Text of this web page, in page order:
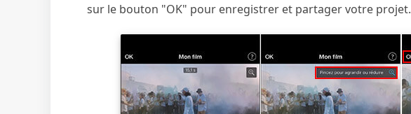
sur le bouton "OK" pour enregistrer et partager votre projet.